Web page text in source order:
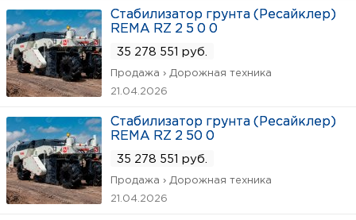
Стабилизатор грунта (Ресайклер)
REMA RZ 2 5 0 0
35 278 551 руб.
Продажа › Дорожная техника
21.04.2026
Стабилизатор грунта (Ресайклер)
REMA RZ 2 50 0
35 278 551 руб.
Продажа › Дорожная техника
21.04.2026